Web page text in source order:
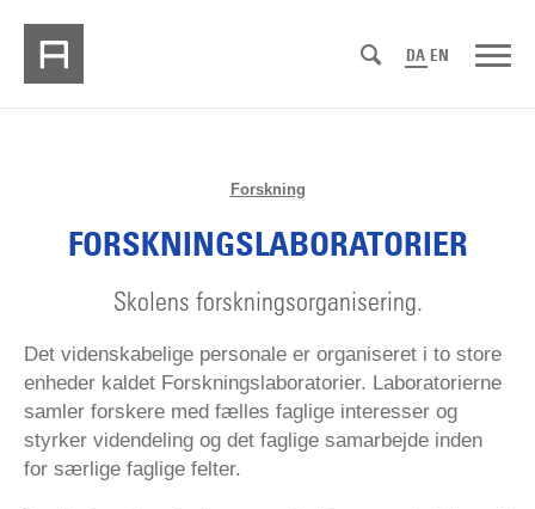
DA EN
Forskning
FORSKNINGSLABORATORIER
Skolens forskningsorganisering.
Det videnskabelige personale er organiseret i to store
enheder kaldet Forskningslaboratorier. Laboratorierne
samler forskere med fælles faglige interesser og
styrker videndeling og det faglige samarbejde inden
for særlige faglige felter.